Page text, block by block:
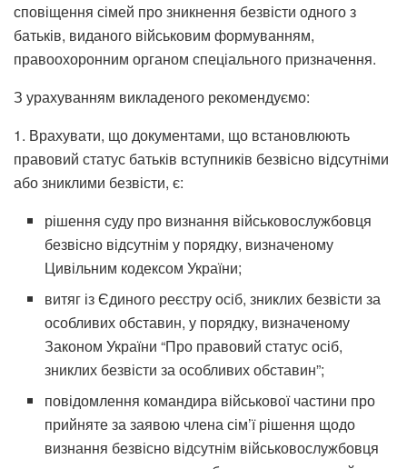
сповіщення сімей про зникнення безвісти одного з
батьків, виданого військовим формуванням,
правоохоронним органом спеціального призначення.
З урахуванням викладеного рекомендуємо:
1. Врахувати, що документами, що встановлюють
правовий статус батьків вступників безвісно відсутніми
або зниклими безвісти, є:
рішення суду про визнання військовослужбовця
безвісно відсутнім у порядку, визначеному
Цивільним кодексом України;
витяг із Єдиного реєстру осіб, зниклих безвісти за
особливих обставин, у порядку, визначеному
Законом України “Про правовий статус осіб,
зниклих безвісти за особливих обставин”;
повідомлення командира військової частини про
прийняте за заявою члена сім’ї рішення щодо
визнання безвісно відсутнім військовослужбовця